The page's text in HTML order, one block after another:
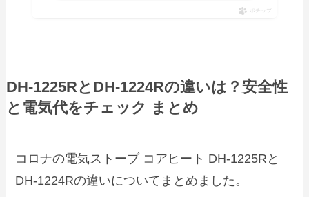
ポチップ
DH‑1225RとDH‑1224Rの違いは？安全性
と電気代をチェック まとめ
コロナの電気ストーブ コアヒート DH‑1225Rと
DH‑1224Rの違いについてまとめました。